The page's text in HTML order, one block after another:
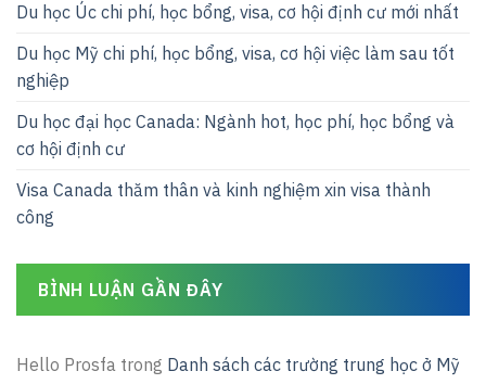
Du học Úc chi phí, học bổng, visa, cơ hội định cư mới nhất
Du học Mỹ chi phí, học bổng, visa, cơ hội việc làm sau tốt
nghiệp
Du học đại học Canada: Ngành hot, học phí, học bổng và
cơ hội định cư
Visa Canada thăm thân và kinh nghiệm xin visa thành
công
BÌNH LUẬN GẦN ĐÂY
Hello Prosfa trong Danh sách các trường trung học ở Mỹ